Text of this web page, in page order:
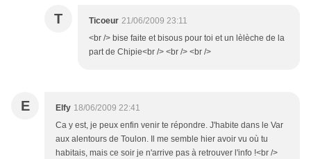
T Ticoeur 21/06/2009 23:11
<br /> bise faite et bisous pour toi et un lèlèche de la
part de Chipie<br /> <br /> <br />
E Elfy 18/06/2009 22:41
Ca y est, je peux enfin venir te répondre. J'habite dans le Var
aux alentours de Toulon. Il me semble hier avoir vu où tu
habitais, mais ce soir je n'arrive pas à retrouver l'info !<br />